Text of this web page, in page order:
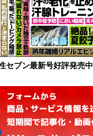
セブン最新号好評発売中